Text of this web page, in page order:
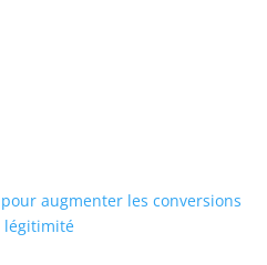
augmenter les conversions
légitimité